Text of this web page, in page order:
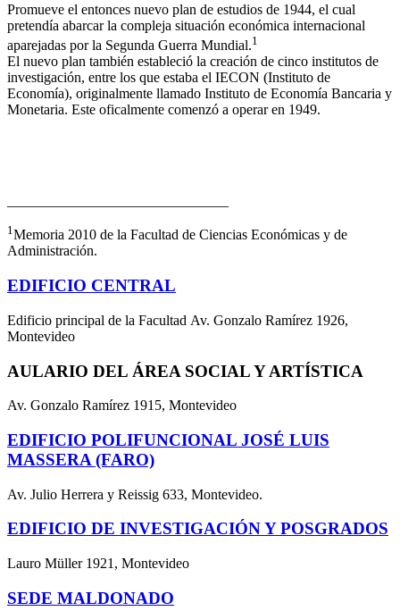
Promueve el entonces nuevo plan de estudios de 1944, el cual
pretendía abarcar la compleja situación económica internacional
aparejadas por la Segunda Guerra Mundial.1
El nuevo plan también estableció la creación de cinco institutos de
investigación, entre los que estaba el IECON (Instituto de
Economía), originalmente llamado Instituto de Economía Bancaria y
Monetaria. Este oficalmente comenzó a operar en 1949.
1Memoria 2010 de la Facultad de Ciencias Económicas y de
Administración.
EDIFICIO CENTRAL
Edificio principal de la Facultad Av. Gonzalo Ramírez 1926,
Montevideo
AULARIO DEL ÁREA SOCIAL Y ARTÍSTICA
Av. Gonzalo Ramírez 1915, Montevideo
EDIFICIO POLIFUNCIONAL JOSÉ LUIS
MASSERA (FARO)
Av. Julio Herrera y Reissig 633, Montevideo.
EDIFICIO DE INVESTIGACIÓN Y POSGRADOS
Lauro Müller 1921, Montevideo
SEDE MALDONADO